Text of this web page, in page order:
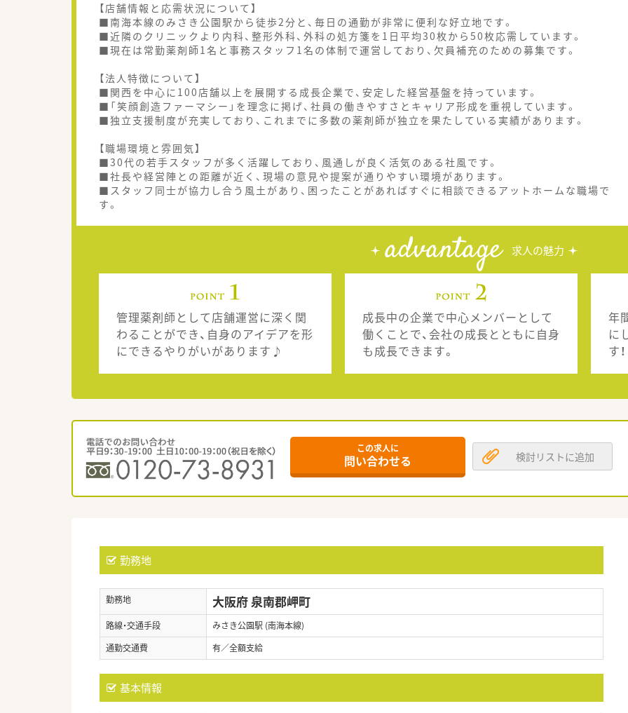
【店舗情報と応需状況について】
■南海本線のみさき公園駅から徒歩2分と、毎日の通勤が非常に便利な好立地です。
■近隣のクリニックより内科、整形外科、外科の処方箋を1日平均30枚から50枚応需しています。
■現在は常勤薬剤師1名と事務スタッフ1名の体制で運営しており、欠員補充のための募集です。
【法人特徴について】
■関西を中心に100店舗以上を展開する成長企業で、安定した経営基盤を持っています。
■「笑顔創造ファーマシー」を理念に掲げ、社員の働きやすさとキャリア形成を重視しています。
■独立支援制度が充実しており、これまでに多数の薬剤師が独立を果たしている実績があります。
【職場環境と雰囲気】
■30代の若手スタッフが多く活躍しており、風通しが良く活気のある社風です。
■社長や経営陣との距離が近く、現場の意見や提案が通りやすい環境があります。
■スタッフ同士が協力し合う風土があり、困ったことがあればすぐに相談できるアットホームな職場で
す。
advantage 求人の魅力
管理薬剤師として店舗運営に深く関
わることができ、自身のアイデアを形
にできるやりがいがあります♪
成長中の企業で中心メンバーとして
働くことで、会社の成長とともに自身
も成長できます。
年
に
す！
この求人に
問い合わせる 検討リストに追加
勤務地
勤務地 大阪府 泉南郡岬町
路線・交通手段
みさき公園駅 (南海本線)
通勤交通費
有／全額支給
基本情報